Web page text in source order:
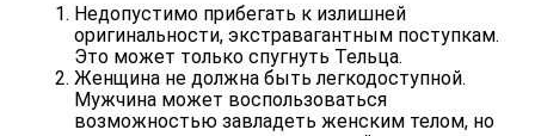
Недопустимо прибегать к излишней
оригинальности, экстравагантным поступкам.
Это может только спугнуть Тельца.
Женщина не должна быть легкодоступной.
Мужчина может воспользоваться
возможностью завладеть женским телом, но